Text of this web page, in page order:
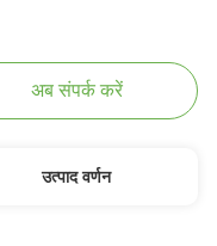
अब संपर्क करें
उत्पाद वर्णन